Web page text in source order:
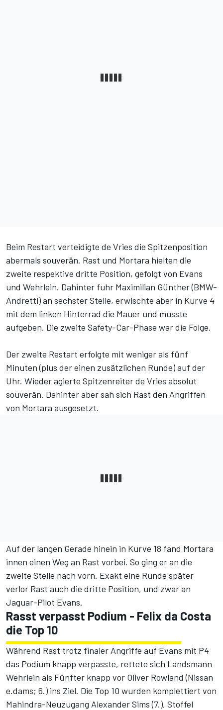
Beim Restart verteidigte de Vries die Spitzenposition
abermals souverän. Rast und Mortara hielten die
zweite respektive dritte Position, gefolgt von Evans
und Wehrlein. Dahinter fuhr Maximilian Günther (BMW-
Andretti) an sechster Stelle, erwischte aber in Kurve 4
mit dem linken Hinterrad die Mauer und musste
aufgeben. Die zweite Safety-Car-Phase war die Folge.
Der zweite Restart erfolgte mit weniger als fünf
Minuten (plus der einen zusätzlichen Runde) auf der
Uhr. Wieder agierte Spitzenreiter de Vries absolut
souverän. Dahinter aber sah sich Rast den Angriffen
von Mortara ausgesetzt.
Auf der langen Gerade hinein in Kurve 18 fand Mortara
innen einen Weg an Rast vorbei. So ging er an die
zweite Stelle nach vorn. Exakt eine Runde später
verlor Rast auch die dritte Position, und zwar an
Jaguar-Pilot Evans.
Rasst verpasst Podium - Felix da Costa
die Top 10
Während Rast trotz finaler Angriffe auf Evans mit P4
das Podium knapp verpasste, rettete sich Landsmann
Wehrlein als Fünfter knapp vor Oliver Rowland (Nissan
e.dams; 6.) ins Ziel. Die Top 10 wurden komplettiert von
Mahindra-Neuzugang Alexander Sims (7.), Stoffel